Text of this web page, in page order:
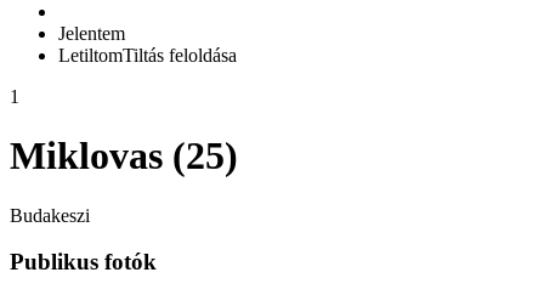
Jelentem
LetiltomTiltás feloldása
1
Miklovas (25)
Budakeszi
Publikus fotók